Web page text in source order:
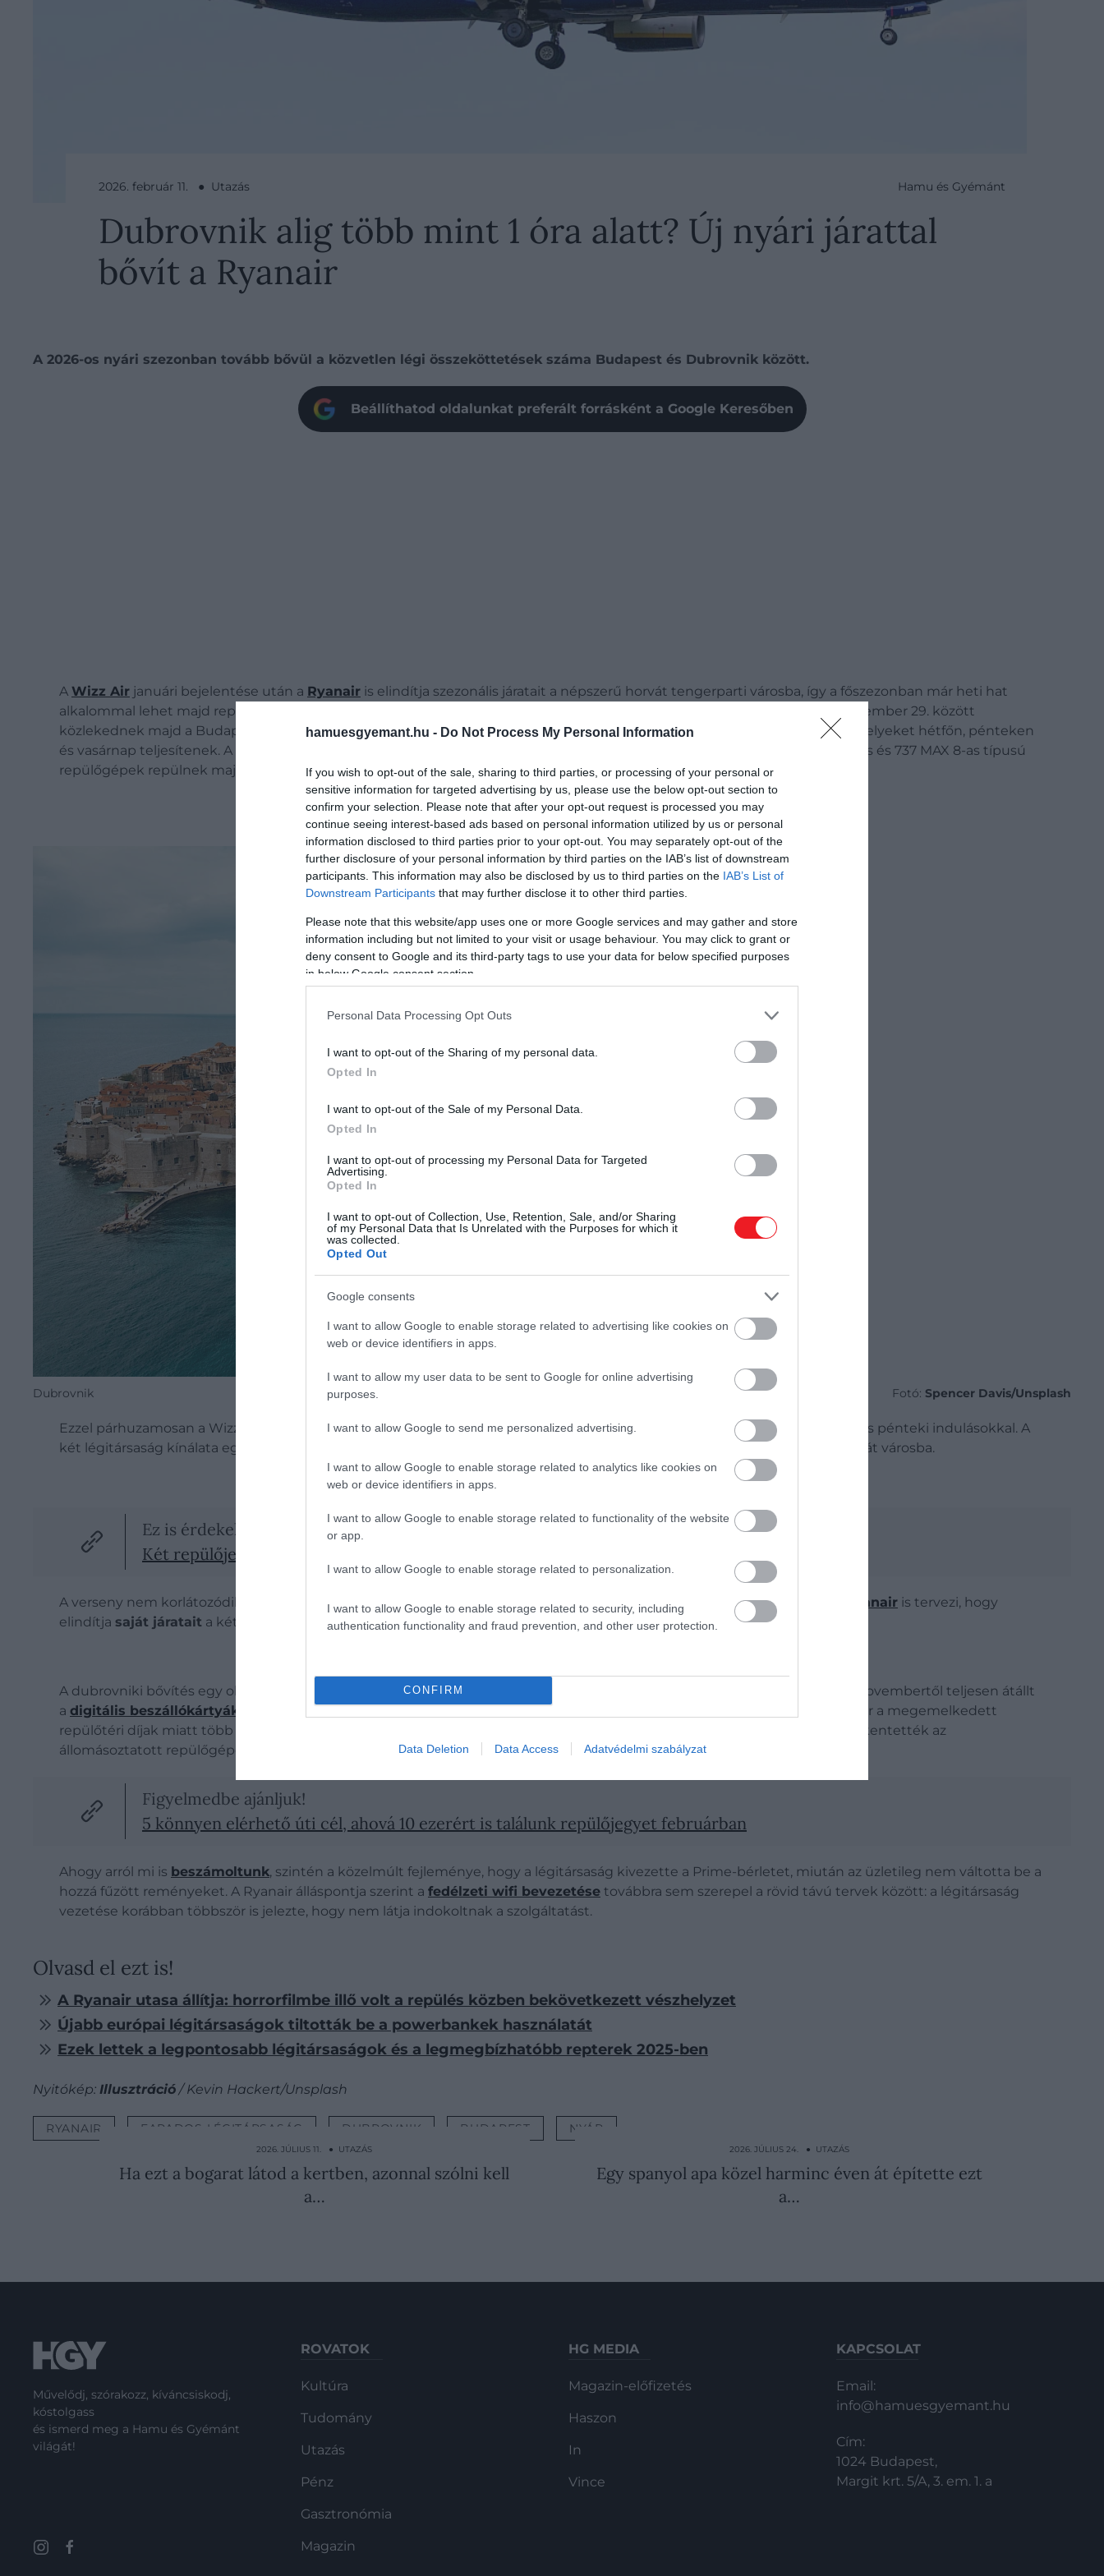
hamuesgyemant.hu - Do Not Process My Personal Information
If you wish to opt-out of the sale, sharing to third parties, or processing of your personal or
sensitive information for targeted advertising by us, please use the below opt-out section to
confirm your selection. Please note that after your opt-out request is processed you may
continue seeing interest-based ads based on personal information utilized by us or personal
information disclosed to third parties prior to your opt-out. You may separately opt-out of the
further disclosure of your personal information by third parties on the IAB’s list of downstream
participants. This information may also be disclosed by us to third parties on the IAB’s List of
Downstream Participants that may further disclose it to other third parties.
Please note that this website/app uses one or more Google services and may gather and store
information including but not limited to your visit or usage behaviour. You may click to grant or
deny consent to Google and its third-party tags to use your data for below specified purposes
in below Google consent section.
Personal Data Processing Opt Outs
I want to opt-out of the Sharing of my personal data.
Opted In
I want to opt-out of the Sale of my Personal Data.
Opted In
I want to opt-out of processing my Personal Data for Targeted
Advertising.
Opted In
I want to opt-out of Collection, Use, Retention, Sale, and/or Sharing
of my Personal Data that Is Unrelated with the Purposes for which it
was collected.
Opted Out
Google consents
I want to allow Google to enable storage related to advertising like cookies on
web or device identifiers in apps.
I want to allow my user data to be sent to Google for online advertising
purposes.
I want to allow Google to send me personalized advertising.
I want to allow Google to enable storage related to analytics like cookies on
web or device identifiers in apps.
I want to allow Google to enable storage related to functionality of the website
or app.
I want to allow Google to enable storage related to personalization.
I want to allow Google to enable storage related to security, including
authentication functionality and fraud prevention, and other user protection.
CONFIRM
Data Deletion Data Access Adatvédelmi szabályzat
2026. február 11. ● Utazás Hamu és Gyémánt
Dubrovnik alig több mint 1 óra alatt? Új nyári járattal
bővít a Ryanair
A 2026-os nyári szezonban tovább bővül a közvetlen légi összeköttetések száma Budapest és Dubrovnik között.
Beállíthatod oldalunkat preferált forrásként a Google Keresőben
A Wizz Air januári bejelentése után a Ryanair is elindítja szezonális járatait a népszerű horvát tengerparti városba, így a főszezonban már heti hat
alkalommal lehet majd repülőre szállni az Adria egyik legkeresettebb úti célja felé. A Ryanair tervei szerint június 2. és szeptember 29. között
közlekednek majd a Budapest
Dubrovnik járatok. Az ír diszkont légitársaság kezdetbenheti három indulással
számol, amelyeket hétfőn, pénteken
és vasárnap teljesítenek. A nyári csúcsidőszakot követően a járatszám heti kettőre csökken. Az útvonalon Boeing 737-800-as és 737 MAX 8-as típusú
repülőgépek repülnek majd,
a Drive.
Dubrovnik Fotó: Spencer Davis/Unsplash
Ezzel párhuzamosan a Wizz Air június 8-tól szintén heti három járattal köti össze Budapestet Dubrovnikkal
, hétfői, szerdai és pénteki indulásokkal. A
két légitársaság kínálata együtt azt jelenti, hogy a nyári hónapokban szinte minden nap elérhető lesz közvetlen járat a horvát városba.
Ez is érdekelhet!
Két repülőjegy, három ülőhely? Egy egyszerű foglalási trükk, amiről csak kevesen tudnak
A verseny nem korlátozódik a magyar piacra . A Wizz Air már korábban bejelentette a Gdańsk– Dubrovnik útvonalat, és a Ryanair is tervezi, hogy
elindítja saját járatait a két város között, tovább erősítve a fapados légitársaságok jelenlétét a térségben.
A dubrovniki bővítés egy olyan időszakban történik, amikor a Ryanair működésében több
is zajlik. A légitársaság novembertől teljesen átállt
a digitális beszállókártyák
használatára, amit környezetbarátabb és hatékonyabb megoldásként kommunikál. Ugyanakkor a megemelkedett
repülőtéri díjak miatt több útvonalat is
, összesen mintegy 800 ezer ülőhelyet kivonva a kínálatból, és csökkentették az
állomásoztatott repülőgépek számát is.
Figyelmedbe ajánljuk!
5 könnyen elérhető úti cél, ahová 10 ezerért is találunk repülőjegyet februárban
Ahogy arról mi is beszámoltunk, szintén a közelmúlt fejleménye, hogy a légitársaság kivezette a Prime-bérletet, miután az üzletileg nem váltotta be a
hozzá fűzött reményeket. A Ryanair álláspontja szerint a fedélzeti wifi bevezetése továbbra sem szerepel a rövid távú tervek között: a légitársaság
vezetése korábban többször is jelezte, hogy nem látja indokoltnak a szolgáltatást.
Olvasd el ezt is!
A Ryanair utasa állítja: horrorfilmbe illő volt a repülés közben bekövetkezett vészhelyzet
Újabb európai légitársaságok tiltották be a powerbankek használatát
Ezek lettek a legpontosabb légitársaságok és a legmegbízhatóbb repterek 2025-ben
Nyitókép: Illusztráció/ Kevin Hackert/Unsplash
RYANAIR FAPADOS LÉGITÁRSASÁG DUBROVNIK BUDAPEST NYÁR
2026. JÚLIUS 11. ● UTAZÁS
Ha ezt a bogarat látod a kertben, azonnal szólni kell
a…
2026. JÚLIUS 24. ● UTAZÁS
Egy spanyol apa közel harminc éven át építette ezt
a…
Művelődj, szórakozz, kíváncsiskodj,
kóstolgass
és ismerd meg a Hamu és Gyémánt
világát!
ROVATOK
Kultúra
Tudomány
Utazás
Pénz
Gasztronómia
Magazin
HG MEDIA
Magazin-előfizetés
Haszon
In
Vince
KAPCSOLAT
Email:
info@hamuesgyemant.hu
Cím:
1024 Budapest,
Margit krt. 5/A, 3. em. 1. a